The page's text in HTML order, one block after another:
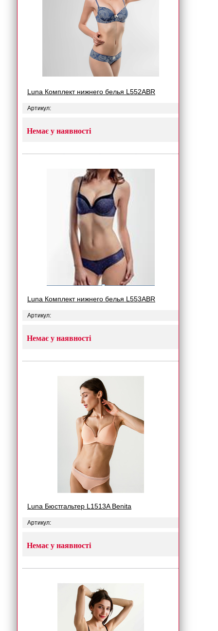
Luna Комплект нижнего белья L552ABR
Артикул:
Немає у наявності
Luna Комплект нижнего белья L553ABR
Артикул:
Немає у наявності
Luna Бюстгальтер L1513A Benita
Артикул:
Немає у наявності